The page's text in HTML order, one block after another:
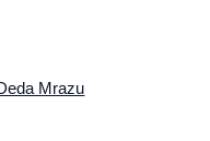
Mrazu